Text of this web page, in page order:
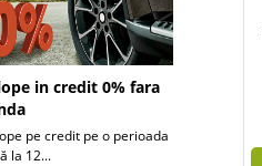
in credit 0% fara
pe credit pe o perioada
la 12...